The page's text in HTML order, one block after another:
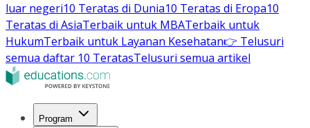
luar negeri10 Teratas di Dunia10 Teratas di Eropa10
Teratas di AsiaTerbaik untuk MBATerbaik untuk
HukumTerbaik untuk Layanan Kesehatan👉 Telusuri
semua daftar 10 TeratasTelusuri semua artikel
Program